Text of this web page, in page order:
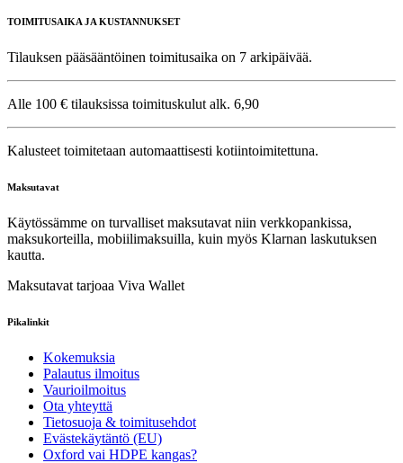
TOIMITUSAIKA JA KUSTANNUKSET
Tilauksen pääsääntöinen toimitusaika on 7 arkipäivää.
Alle 100 € tilauksissa toimituskulut alk. 6,90
Kalusteet toimitetaan automaattisesti kotiintoimitettuna.
Maksutavat
Käytössämme on turvalliset maksutavat niin verkkopankissa,
maksukorteilla, mobiilimaksuilla, kuin myös Klarnan laskutuksen
kautta.
Maksutavat tarjoaa Viva Wallet
Pikalinkit
Kokemuksia
Palautus ilmoitus
Vaurioilmoitus
Ota yhteyttä
Tietosuoja & toimitusehdot
Evästekäytäntö (EU)
Oxford vai HDPE kangas?